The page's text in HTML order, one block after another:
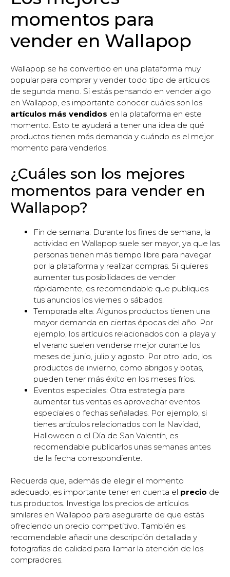
momentos para
vender en Wallapop
Wallapop se ha convertido en una plataforma muy
popular para comprar y vender todo tipo de artículos
de segunda mano. Si estás pensando en vender algo
en Wallapop, es importante conocer cuáles son los
artículos más vendidos en la plataforma en este
momento. Esto te ayudará a tener una idea de qué
productos tienen más demanda y cuándo es el mejor
momento para venderlos.
¿Cuáles son los mejores
momentos para vender en
Wallapop?
Fin de semana: Durante los fines de semana, la
actividad en Wallapop suele ser mayor, ya que las
personas tienen más tiempo libre para navegar
por la plataforma y realizar compras. Si quieres
aumentar tus posibilidades de vender
rápidamente, es recomendable que publiques
tus anuncios los viernes o sábados.
Temporada alta: Algunos productos tienen una
mayor demanda en ciertas épocas del año. Por
ejemplo, los artículos relacionados con la playa y
el verano suelen venderse mejor durante los
meses de junio, julio y agosto. Por otro lado, los
productos de invierno, como abrigos y botas,
pueden tener más éxito en los meses fríos.
Eventos especiales: Otra estrategia para
aumentar tus ventas es aprovechar eventos
especiales o fechas señaladas. Por ejemplo, si
tienes artículos relacionados con la Navidad,
Halloween o el Día de San Valentín, es
recomendable publicarlos unas semanas antes
de la fecha correspondiente.
Recuerda que, además de elegir el momento
adecuado, es importante tener en cuenta el precio de
tus productos. Investiga los precios de artículos
similares en Wallapop para asegurarte de que estás
ofreciendo un precio competitivo. También es
recomendable añadir una descripción detallada y
fotografías de calidad para llamar la atención de los
compradores.